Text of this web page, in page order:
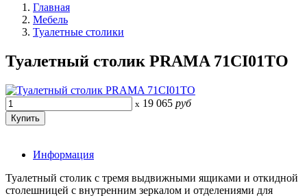
Главная
Мебель
Туалетные столики
Туалетный столик PRAMA 71CI01TO
x 19 065 руб
Информация
Туалетный столик с тремя выдвижными ящиками и откидной
столешницей с внутренним зеркалом и отделениями для